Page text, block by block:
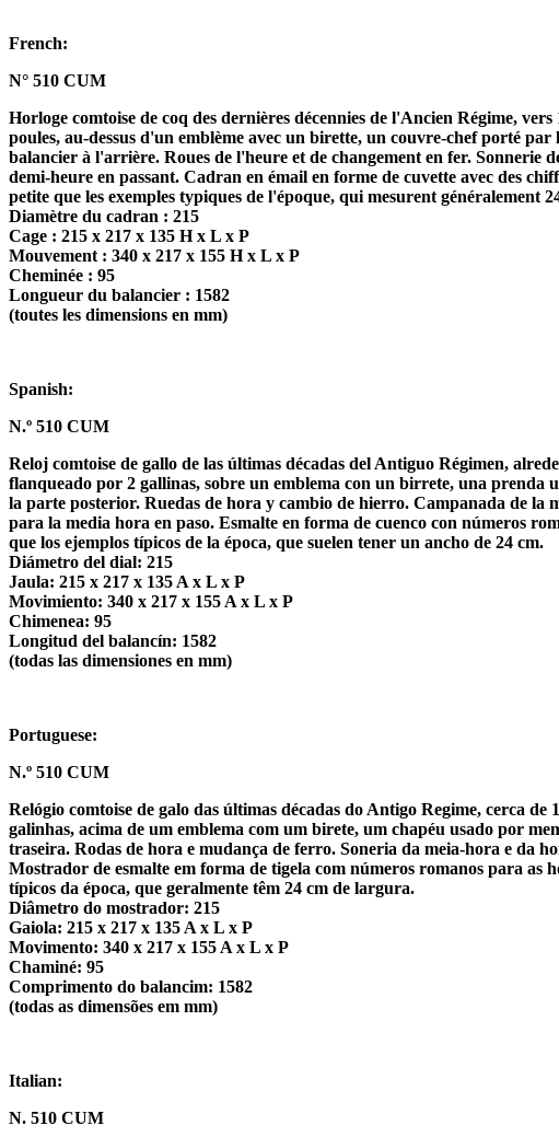
French:
N° 510 CUM
Horloge comtoise de coq des dernières décennies de l'Ancien Régime,
poules, au-dessus d'un emblème avec un birette, un couvre-chef porté
balancier à l'arrière. Roues de l'heure et de changement en fer. Sonnerie
demi-heure en passant. Cadran en émail en forme de cuvette avec des
petite que les exemples typiques de l'époque, qui mesurent généralement
Diamètre du cadran : 215
Cage : 215 x 217 x 135 H x L x P
Mouvement : 340 x 217 x 155 H x L x P
Cheminée : 95
Longueur du balancier : 1582
(toutes les dimensions en mm)
Spanish:
N.º 510 CUM
Reloj comtoise de gallo de las últimas décadas del Antiguo Régimen,
flanqueado por 2 gallinas, sobre un emblema con un birrete, una prenda
la parte posterior. Ruedas de hora y cambio de hierro. Campanada de la
para la media hora en paso. Esmalte en forma de cuenco con números
que los ejemplos típicos de la época, que suelen tener un ancho de 24 cm.
Diámetro del dial: 215
Jaula: 215 x 217 x 135 A x L x P
Movimiento: 340 x 217 x 155 A x L x P
Chimenea: 95
Longitud del balancín: 1582
(todas las dimensiones en mm)
Portuguese:
N.º 510 CUM
Relógio comtoise de galo das últimas décadas do Antigo Regime, cerca
galinhas, acima de um emblema com um birete, um chapéu usado por
traseira. Rodas de hora e mudança de ferro. Soneria da meia-hora e da
Mostrador de esmalte em forma de tigela com números romanos para as
típicos da época, que geralmente têm 24 cm de largura.
Diâmetro do mostrador: 215
Gaiola: 215 x 217 x 135 A x L x P
Movimento: 340 x 217 x 155 A x L x P
Chaminé: 95
Comprimento do balancim: 1582
(todas as dimensões em mm)
Italian:
N. 510 CUM